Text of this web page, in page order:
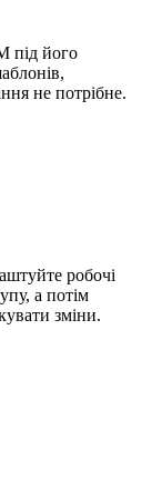
під його
не потрібне.
робочі
а потім
зміни.